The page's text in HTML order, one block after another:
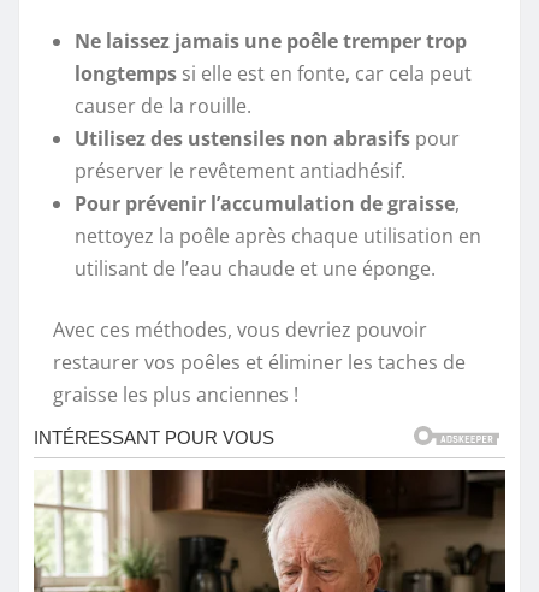
Ne laissez jamais une poêle tremper trop
longtemps si elle est en fonte, car cela peut
causer de la rouille.
Utilisez des ustensiles non abrasifs pour
préserver le revêtement antiadhésif.
Pour prévenir l’accumulation de graisse,
nettoyez la poêle après chaque utilisation en
utilisant de l’eau chaude et une éponge.
Avec ces méthodes, vous devriez pouvoir
restaurer vos poêles et éliminer les taches de
graisse les plus anciennes !